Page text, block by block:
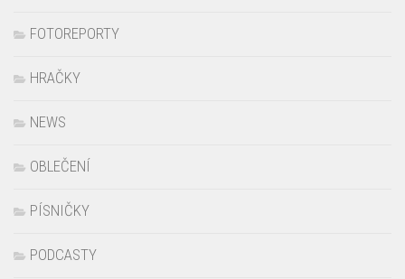
FOTOREPORTY
HRAČKY
NEWS
OBLEČENÍ
PÍSNIČKY
PODCASTY